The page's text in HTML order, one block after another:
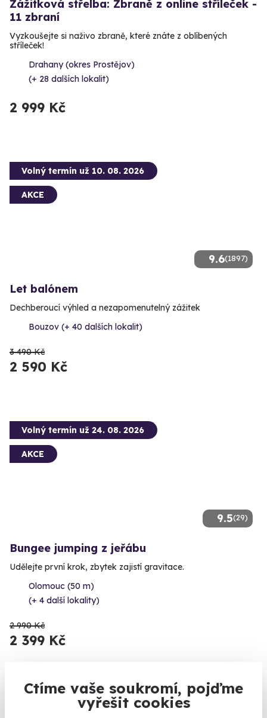
Ctíme vaše soukromí, pojďme
vyřešit cookies
Zážitková střelba: Zbraně z online stříleček -
11 zbraní
Vyzkoušejte si naživo zbraně, které znáte z oblíbených
stříleček!
Drahany (okres Prostějov)
(+ 28 dalších lokalit)
2 999 Kč
9.6(1897)
Volný termín už 10. 08. 2026
AKCE
Let balónem
Dechberoucí výhled a nezapomenutelný zážitek
Bouzov (+ 40 dalších lokalit)
3 490 Kč
2 590 Kč
9.5(29)
Volný termín už 24. 08. 2026
AKCE
Bungee jumping z jeřábu
Udělejte první krok, zbytek zajistí gravitace.
Olomouc (50 m)
(+ 4 další lokality)
2 990 Kč
2 399 Kč
Volný termín už 14. 08. 2026